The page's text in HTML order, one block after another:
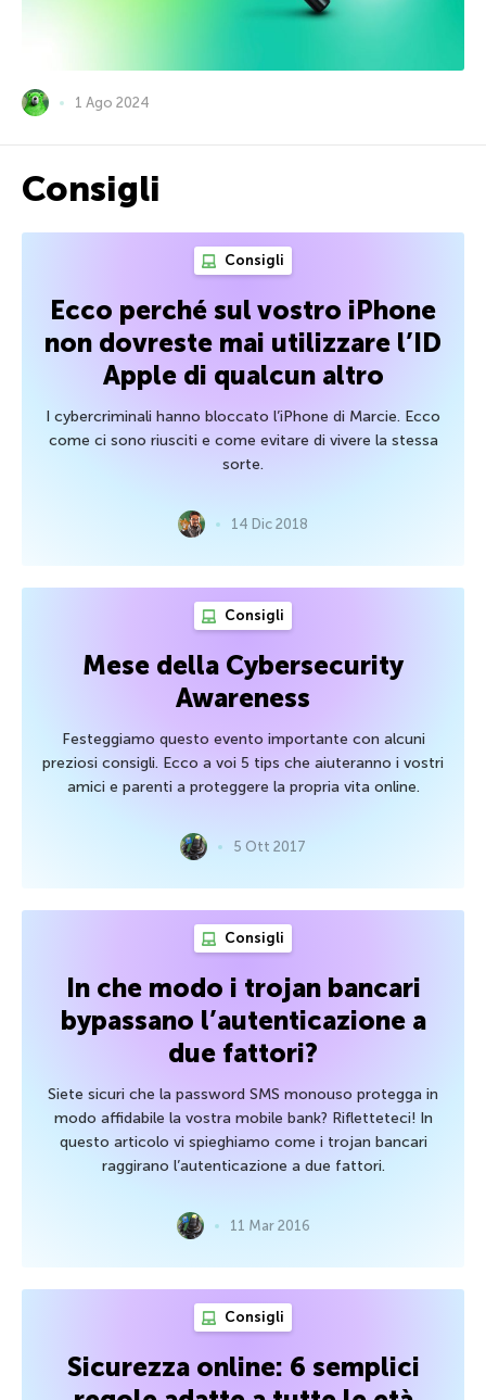
1 Ago 2024
Consigli
Consigli
Ecco perché sul vostro iPhone
non dovreste mai utilizzare l’ID
Apple di qualcun altro
I cybercriminali hanno bloccato l’iPhone di Marcie. Ecco
come ci sono riusciti e come evitare di vivere la stessa
sorte.
14 Dic 2018
Consigli
Mese della Cybersecurity
Awareness
Festeggiamo questo evento importante con alcuni
preziosi consigli. Ecco a voi 5 tips che aiuteranno i vostri
amici e parenti a proteggere la propria vita online.
5 Ott 2017
Consigli
In che modo i trojan bancari
bypassano l’autenticazione a
due fattori?
Siete sicuri che la password SMS monouso protegga in
modo affidabile la vostra mobile bank? Rifletteteci! In
questo articolo vi spieghiamo come i trojan bancari
raggirano l’autenticazione a due fattori.
11 Mar 2016
Consigli
Sicurezza online: 6 semplici